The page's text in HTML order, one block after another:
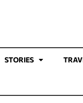
STORIES